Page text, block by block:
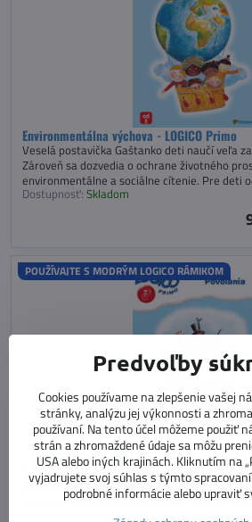
Environmentálna výchova - LOGICO Primo
Veselá postavička Gaštanko deti naučí veľa
Zároveň sa dozvedia o ochrane životného
environmentálne a sociálne cítenie. Pre deti
Dostupnosť: Skladom
Povolania - LOGICO Primo
POUŽÍVAJTE S MODRÝM LOGICO RÁMIKOM
Čím chceš byť? Súbor kariet predstavuje
frekventované povolania. Dieťa sa dozvedá
ochranné a pracovné prostriedky. Pre deti od
Momentálne vypredané
Predvoľby
Cookies používame na zlepšenie vašej
stránky, analýzu jej výkonnosti a
používaní. Na tento účel môžeme použiť
strán a zhromaždené údaje sa môžu
USA alebo iných krajinách. Kliknutím na
vyjadrujete svoj súhlas s týmto
podrobné informácie alebo upraviť